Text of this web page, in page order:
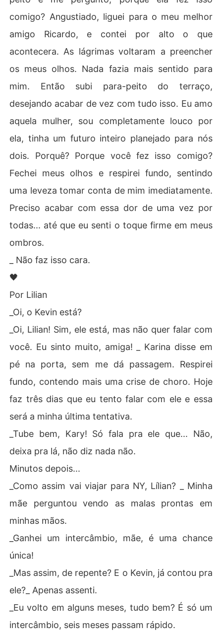
comigo? Angustiado, liguei para o meu melhor
amigo Ricardo, e contei por alto o que
acontecera. As lágrimas voltaram a preencher
os meus olhos. Nada fazia mais sentido para
mim. Então subi para-peito do terraço,
desejando acabar de vez com tudo isso. Eu amo
aquela mulher, sou completamente louco por
ela, tinha um futuro inteiro planejado para nós
dois. Porquê? Porque você fez isso comigo?
Fechei meus olhos e respirei fundo, sentindo
uma leveza tomar conta de mim imediatamente.
Preciso acabar com essa dor de uma vez por
todas... até que eu senti o toque firme em meus
ombros.
_ Não faz isso cara.
🖤
​​Por Lilian
_Oi, o Kevin está?
_Oi, Lilian! Sim, ele está, mas não quer falar com
você. Eu sinto muito, amiga! _ Karina disse em
pé na porta, sem me dá passagem. Respirei
fundo, contendo mais uma crise de choro. Hoje
faz três dias que eu tento falar com ele e essa
será a minha última tentativa.
_Tube bem, Kary! Só fala pra ele que... Não,
deixa pra lá, não diz nada não.
​​​Minutos depois...
_Como assim vai viajar para NY, Lílian? _ Minha
mãe perguntou vendo as malas prontas em
minhas mãos.
_Ganhei um intercâmbio, mãe, é uma chance
única!
_Mas assim, de repente? E o Kevin, já contou pra
ele?_ Apenas assenti.
_Eu volto em alguns meses, tudo bem? É só um
intercâmbio, seis meses passam rápido.